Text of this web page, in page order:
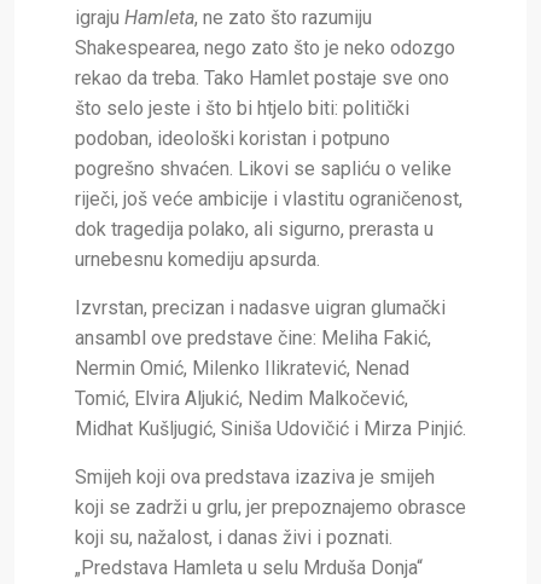
igraju Hamleta, ne zato što razumiju
Shakespearea, nego zato što je neko odozgo
rekao da treba. Tako Hamlet postaje sve ono
što selo jeste i što bi htjelo biti: politički
podoban, ideološki koristan i potpuno
pogrešno shvaćen. Likovi se sapliću o velike
riječi, još veće ambicije i vlastitu ograničenost,
dok tragedija polako, ali sigurno, prerasta u
urnebesnu komediju apsurda.
Izvrstan, precizan i nadasve uigran glumački
ansambl ove predstave čine: Meliha Fakić,
Nermin Omić, Milenko Ilikratević, Nenad
Tomić, Elvira Aljukić, Nedim Malkočević,
Midhat Kušljugić, Siniša Udovičić i Mirza Pinjić.
Smijeh koji ova predstava izaziva je smijeh
koji se zadrži u grlu, jer prepoznajemo obrasce
koji su, nažalost, i danas živi i poznati.
„Predstava Hamleta u selu Mrduša Donja“